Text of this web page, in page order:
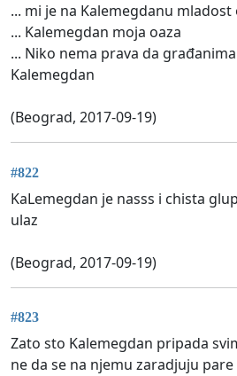
... mi je na Kalemegdanu mladost
... Kalemegdan moja oaza
... Niko nema prava da
Kalemegdan
(Beograd, 2017-09-19)
#822
KaLemegdan je nasss i chista
ulaz
(Beograd, 2017-09-19)
#823
Zato sto Kalemegdan pripada
ne da se na njemu zaradjuju pare